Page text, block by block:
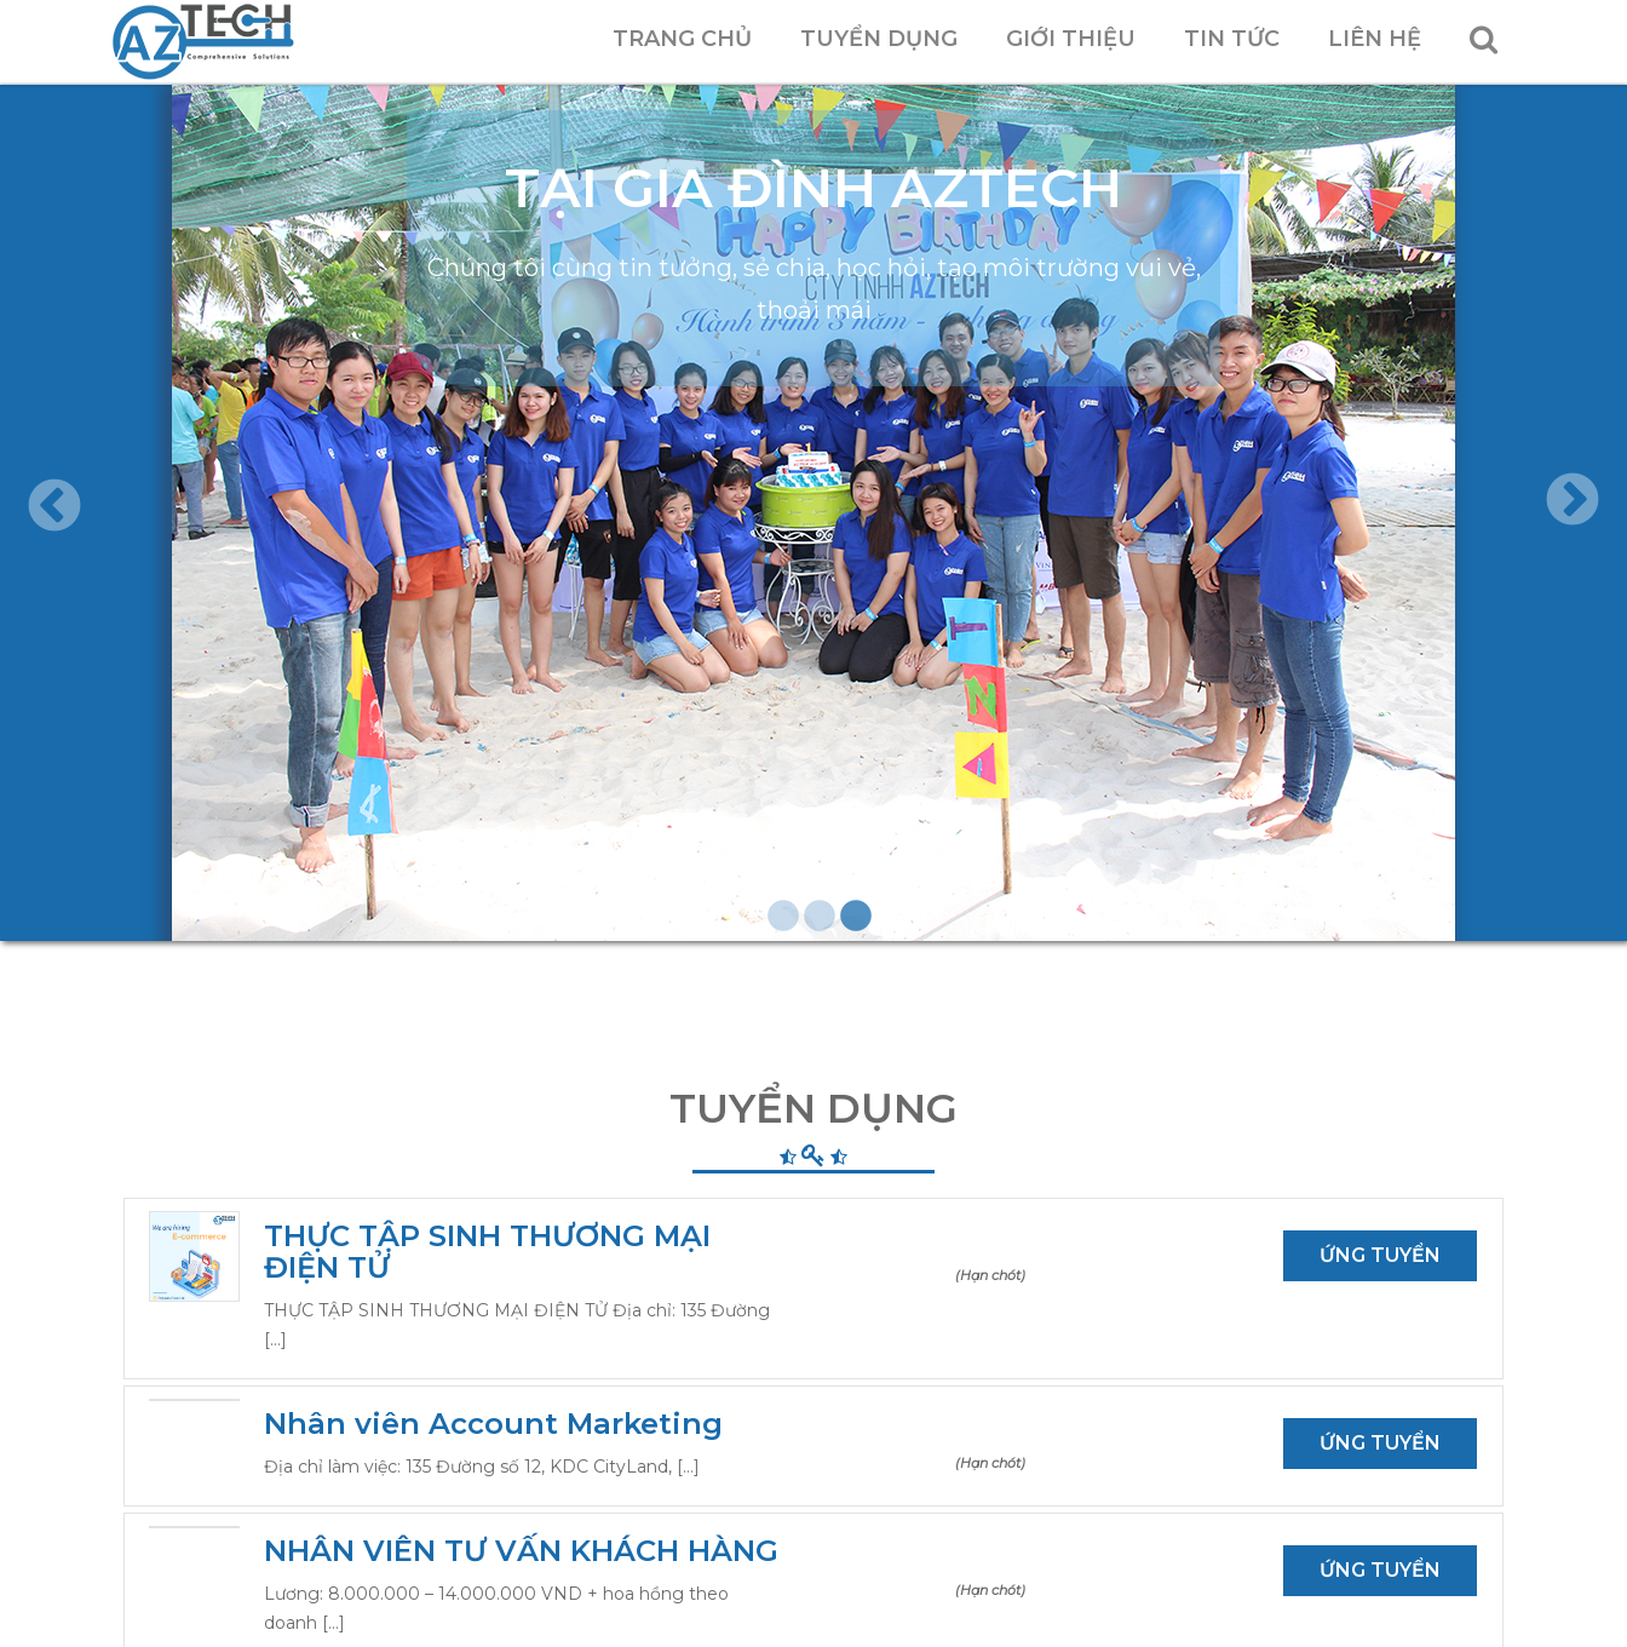
TRANG CHỦ TUYỂN DỤNG GIỚI THIỆU TIN TỨC LIÊN HỆ
TẠI GIA ĐÌNH AZTECH
Chúng tôi cùng tin tưởng, sẻ chia, học hỏi, tạo môi trường vui vẻ,
thoải mái
TUYỂN DỤNG
THỰC TẬP SINH THƯƠNG MẠI
ĐIỆN TỬ
THỰC TẬP SINH THƯƠNG MẠI ĐIỆN TỬ Địa chỉ: 135 Đường
[…]
(Hạn chót)
ỨNG TUYỂN
Nhân viên Account Marketing
Địa chỉ làm việc: 135 Đường số 12, KDC CityLand, […] (Hạn chót)
ỨNG TUYỂN
NHÂN VIÊN TƯ VẤN KHÁCH HÀNG
Lương: 8.000.000 – 14.000.000 VND + hoa hồng theo
doanh […]
(Hạn chót)
ỨNG TUYỂN